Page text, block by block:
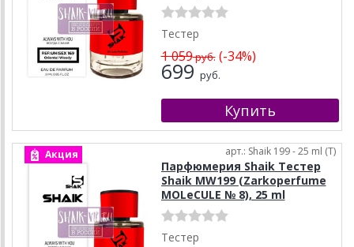
Тестер
1 059руб.(-34%)
699 руб.
Акция арт.: Shaik 199 - 25 ml (T)
Парфюмерия Shaik Тестер
Shaik MW199 (Zarkoperfume
MOLeCULE № 8), 25 ml
Тестер